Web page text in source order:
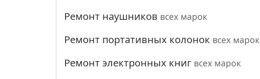
Ремонт наушников всех марок
Ремонт портативных колонок всех марок
Ремонт электронных книг всех марок